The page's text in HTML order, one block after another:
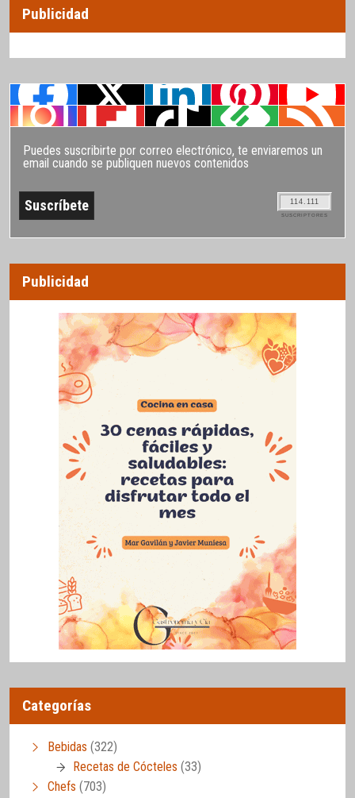
Publicidad
Puedes suscribirte por correo electrónico, te enviaremos un
email cuando se publiquen nuevos contenidos
114.111
SUSCRIPTORES
Publicidad
Categorías
Bebidas (322)
Recetas de Cócteles (33)
Chefs (703)